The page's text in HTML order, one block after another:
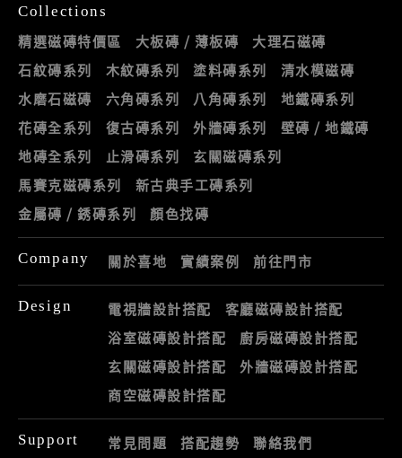
Collections
精選磁磚特價區 大板磚 / 薄板磚
大理石磁磚
石紋磚系列
木紋磚系列 塗料磚系列
清水模磁磚
水磨石磁磚
六角磚系列 八角磚系列
地鐵磚系列
花磚全系列
復古磚系列 外牆磚系列
壁磚 / 地鐵磚
地磚全系列
止滑磚系列
玄關磁磚系列
馬賽克磁磚系列
新古典手工磚系列
金屬磚 / 銹磚系列
顏色找磚
Company 關於喜地 實績案例 前往門市
Design 電視牆設計搭配
客廳磁磚設計搭配
浴室磁磚設計搭配
廚房磁磚設計搭配
玄關磁磚設計搭配
外牆磁磚設計搭配
商空磁磚設計搭配
Support 常見問題 搭配趨勢 聯絡我們